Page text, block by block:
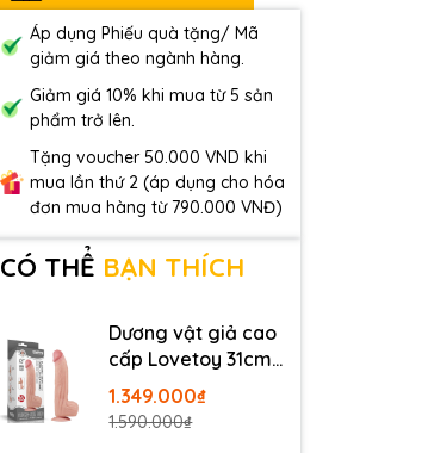
Áp dụng Phiếu quà tặng/ Mã
giảm giá theo ngành hàng.
Giảm giá 10% khi mua từ 5 sản
phẩm trở lên.
Tặng voucher 50.000 VND khi
mua lần thứ 2 (áp dụng cho hóa
đơn mua hàng từ 790.000 VNĐ)
CÓ THỂ BẠN THÍCH
Dương vật giả cao
cấp Lovetoy 31cm
da trượt
1.349.000₫
1.590.000₫